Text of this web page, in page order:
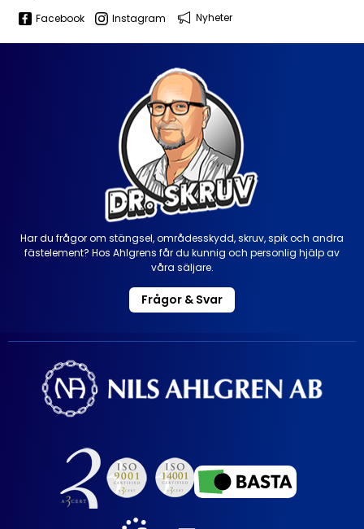
Facebook Instagram Nyheter
Har du frågor om stängsel, områdesskydd, skruv, spik och andra
fästelement? Hos Ahlgrens får du kunnig och personlig hjälp av
våra säljare.
Frågor & Svar